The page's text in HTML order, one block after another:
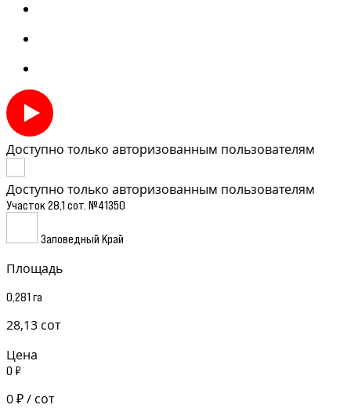
Доступно только авторизованным пользователям
Доступно только авторизованным пользователям
Участок 28,1 сот. №41350
Заповедный Край
Площадь
0,281 га
28,13 сот
Цена
0 ₽
0 ₽ / сот